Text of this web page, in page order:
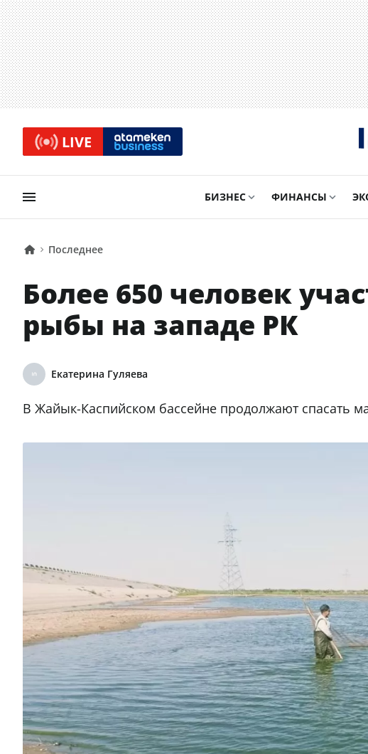
LIVE
БИЗНЕС ФИНАНСЫ
Последнее
Более 650 человек
рыбы на западе РК
Екатерина Гуляева
В Жайык-Каспийском бассейне продолжают спасать